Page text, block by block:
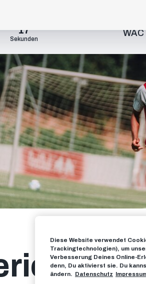
16
Sekunden
WAC
Diese Website verwendet
Trackingtechnologien), um
Verbesserung Deines Online-
denn, Du aktivierst sie. Du
ändern. Datenschutz